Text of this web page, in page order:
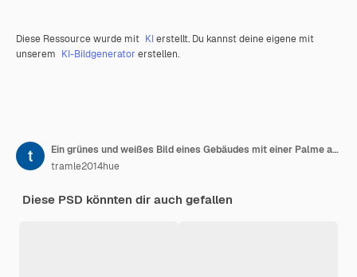
Diese Ressource wurde mit KIerstellt. Du kannst deine eigene mit
unserem KI-Bildgenerator erstellen.
Ein grünes und weißes Bild eines Gebäudes mit einer Palme an der Spitze
tramle2014hue
Diese PSD könnten dir auch gefallen